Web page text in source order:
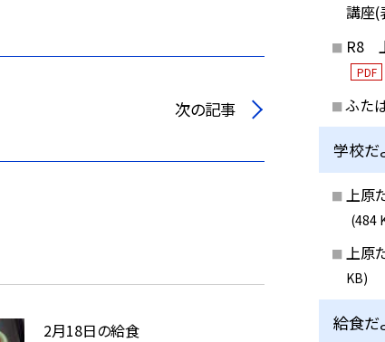
次の記事
2月18日の給食
講座(
R8
PDF
ふた
学校だ
上原
(484
上原
KB)
給食だ